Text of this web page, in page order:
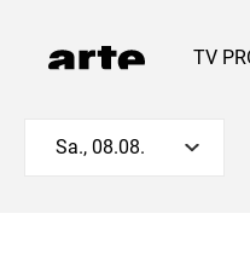
TV
Sa., 08.08.